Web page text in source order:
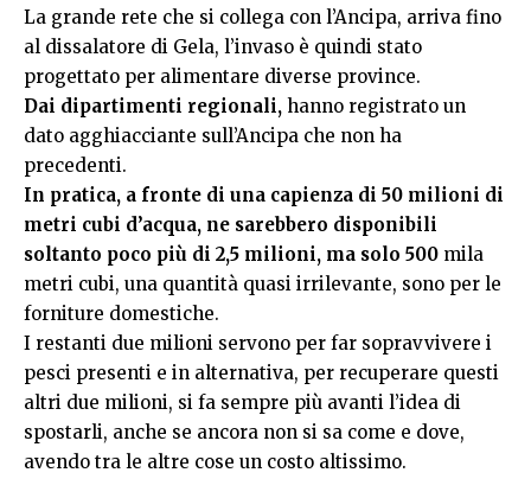
La grande rete che si collega con l’Ancipa, arriva fino
al dissalatore di Gela, l’invaso è quindi stato
progettato per alimentare diverse province.
Dai dipartimenti regionali, hanno registrato un
dato agghiacciante sull’Ancipa che non ha
precedenti.
In pratica, a fronte di una capienza di 50 milioni di
metri cubi d’acqua, ne sarebbero disponibili
soltanto poco più di 2,5 milioni, ma solo 500 mila
metri cubi, una quantità quasi irrilevante, sono per le
forniture domestiche.
I restanti due milioni servono per far sopravvivere i
pesci presenti e in alternativa, per recuperare questi
altri due milioni, si fa sempre più avanti l’idea di
spostarli, anche se ancora non si sa come e dove,
avendo tra le altre cose un costo altissimo.